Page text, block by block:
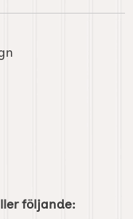
följande: